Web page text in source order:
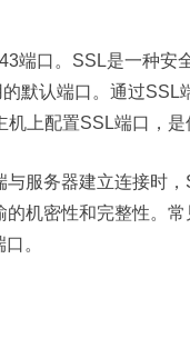
端口。SSL是一种安
默认端口。通过SSL
上配置SSL端口，是
服务器建立连接时
机密性和完整性。
。